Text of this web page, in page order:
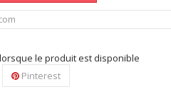
le produit est disponible
Pinterest